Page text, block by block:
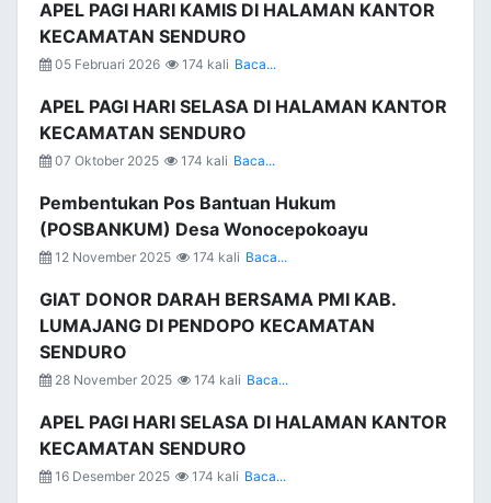
APEL PAGI HARI KAMIS DI HALAMAN KANTOR
KECAMATAN SENDURO
05 Februari 2026 174 kali Baca...
APEL PAGI HARI SELASA DI HALAMAN KANTOR
KECAMATAN SENDURO
07 Oktober 2025 174 kali Baca...
Pembentukan Pos Bantuan Hukum
(POSBANKUM) Desa Wonocepokoayu
12 November 2025 174 kali Baca...
GIAT DONOR DARAH BERSAMA PMI KAB.
LUMAJANG DI PENDOPO KECAMATAN
SENDURO
28 November 2025 174 kali Baca...
APEL PAGI HARI SELASA DI HALAMAN KANTOR
KECAMATAN SENDURO
16 Desember 2025 174 kali Baca...